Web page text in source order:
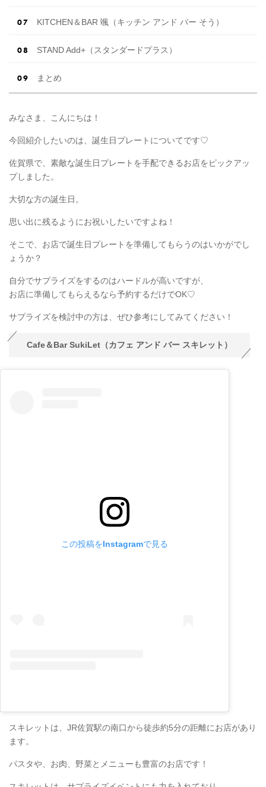
KITCHEN＆BAR 颯（キッチン アンド バー そう）
STAND Add+（スタンダードプラス）
まとめ
みなさま、こんにちは！
今回紹介したいのは、誕生日プレートについてです♡
佐賀県で、素敵な誕生日プレートを手配できるお店をピックアッ
プしました。
大切な方の誕生日。
思い出に残るようにお祝いしたいですよね！
そこで、お店で誕生日プレートを準備してもらうのはいかがでし
ょうか？
自分でサプライズをするのはハードルが高いですが、
お店に準備してもらえるなら予約するだけでOK♡
サプライズを検討中の方は、ぜひ参考にしてみてください！
Cafe＆Bar SukiLet（カフェ アンド バー スキレット）
この投稿をInstagramで見る
スキレットは、JR佐賀駅の南口から徒歩約5分の距離にお店があり
ます。
パスタや、お肉、野菜とメニューも豊富のお店です！